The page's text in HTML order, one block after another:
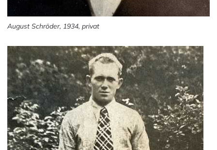
August Schröder, 1934, privat